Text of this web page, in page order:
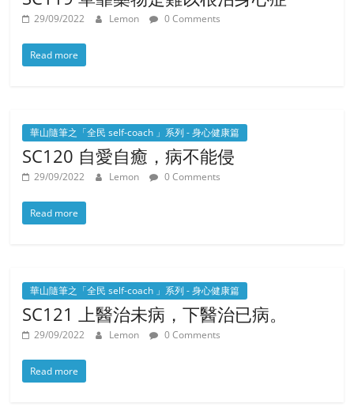
29/09/2022 Lemon 0 Comments
Read more
華山隨筆之「全民 self-coach 」系列 - 身心健康篇
SC120 自愛自癒，病不能侵
29/09/2022 Lemon 0 Comments
Read more
華山隨筆之「全民 self-coach 」系列 - 身心健康篇
SC121 上醫治未病，下醫治已病。
29/09/2022 Lemon 0 Comments
Read more